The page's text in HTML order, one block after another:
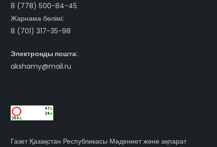
8 (778) 500-84-45
Жарнама бөлімі:
8 (701) 317-35-98
Электронды пошта:
akshamy@mail.ru
Газет Қазақстан Республикасы Мәдениет және ақпарат